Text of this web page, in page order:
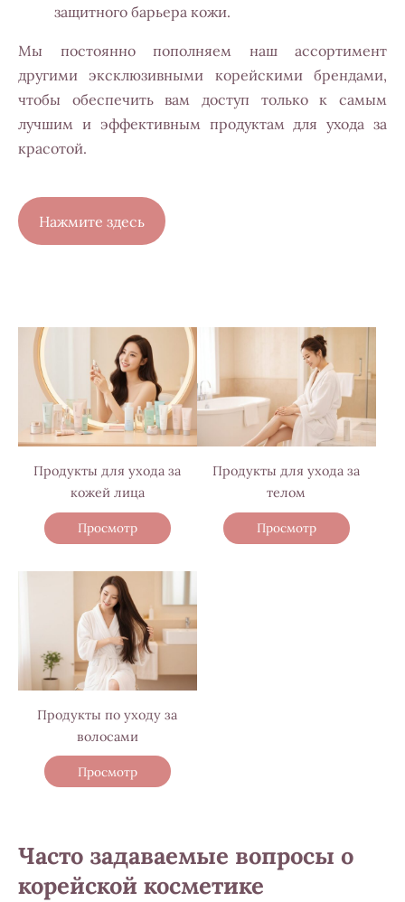
защитного барьера кожи.
Мы постоянно пополняем наш ассортимент
другими эксклюзивными корейскими брендами,
чтобы обеспечить вам доступ только к самым
лучшим и эффективным продуктам для ухода за
красотой.
​Нажмите здесь​
Продукты для ухода за
кожей лица
Просмотр
Продукты для ухода за
телом
Просмотр
Продукты по уходу за
волосами
Просмотр
Часто задаваемые вопросы о
корейской косметике